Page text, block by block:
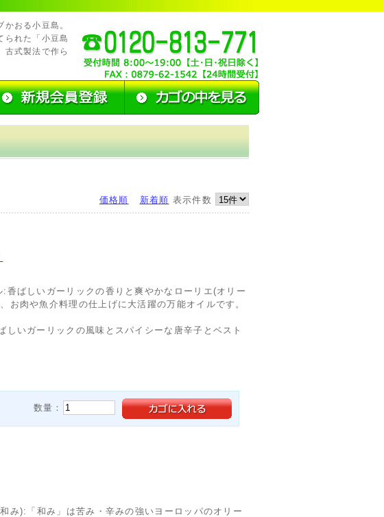
おる小豆島。
られた「小豆島
古式製法で作ら
価格順 新着順 表示件数
ばしいガーリックの香りと爽やかなローリエ(オリー
お肉や魚介料理の仕上げに大活躍の万能オイルです。
いガーリックの風味とスパイシーな唐辛子とベスト
数量：
み):「和み」は苦み・辛みの強いヨーロッパのオリー